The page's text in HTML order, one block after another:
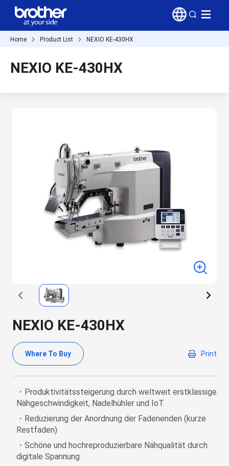
Home Product List NEXIO KE-430HX
NEXIO KE-430HX
NEXIO KE-430HX
Where To Buy Print
・Produktivitätssteigerung durch weltweit erstklassige
Nähgeschwindigkeit, Nadelhühler und IoT
・Reduzierung der Anordnung der Fadenenden (kurze
Restfaden)
・Schöne und hochreproduzierbare Nähqualität durch
digitale Spannung